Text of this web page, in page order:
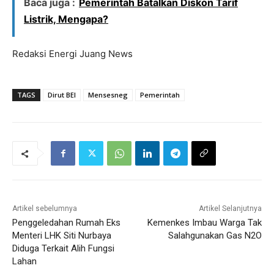
Baca juga : Pemerintah Batalkan Diskon Tarif
Listrik, Mengapa?
Redaksi Energi Juang News
TAGS Dirut BEI Mensesneg Pemerintah
Artikel sebelumnya
Penggeledahan Rumah Eks
Menteri LHK Siti Nurbaya
Diduga Terkait Alih Fungsi
Lahan
Artikel Selanjutnya
Kemenkes Imbau Warga Tak
Salahgunakan Gas N2O